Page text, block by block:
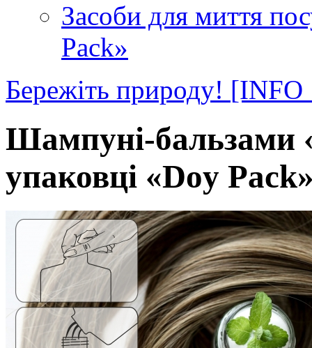
Засоби для миття
Pack»
Бережіть природу!
Шампуні-бальзами
упаковці «Doy